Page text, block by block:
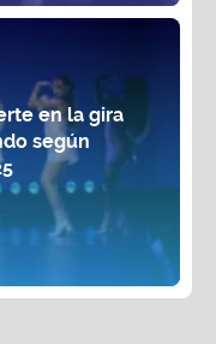
en la gira
según